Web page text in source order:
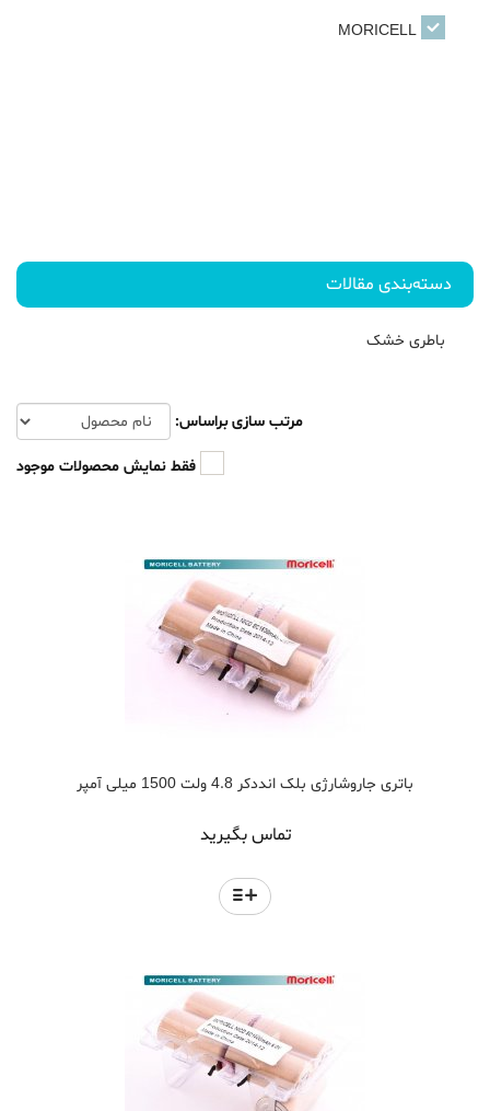
دسته‌بندی مقالات
باطری خشک
مرتب سازی براساس:
فقط نمایش محصولات موجود
باتری جاروشارژی بلک انددکر 4.8 ولت 1500 میلی آمپر
تماس بگیرید